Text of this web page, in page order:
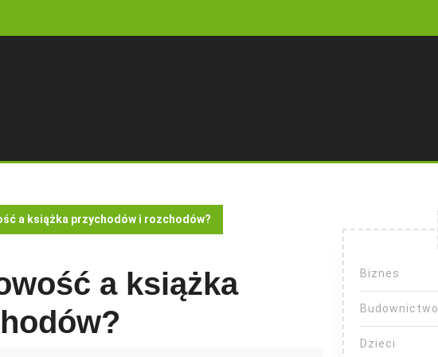
a książka przychodów i rozchodów?
a książka
Biznes
Budownictwo
Dzieci